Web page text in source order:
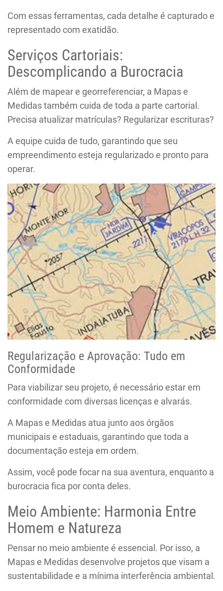
Com essas ferramentas, cada detalhe é capturado e
representado com exatidão.
Serviços Cartoriais:
Descomplicando a Burocracia
Além de mapear e georreferenciar, a Mapas e
Medidas também cuida de toda a parte cartorial.
Precisa atualizar matrículas? Regularizar escrituras?
A equipe cuida de tudo, garantindo que seu
empreendimento esteja regularizado e pronto para
operar.
Regularização e Aprovação: Tudo em
Conformidade
Para viabilizar seu projeto, é necessário estar em
conformidade com diversas licenças e alvarás.
A Mapas e Medidas atua junto aos órgãos
municipais e estaduais, garantindo que toda a
documentação esteja em ordem.
Assim, você pode focar na sua aventura, enquanto a
burocracia fica por conta deles.
Meio Ambiente: Harmonia Entre
Homem e Natureza
Pensar no meio ambiente é essencial. Por isso, a
Mapas e Medidas desenvolve projetos que visam a
sustentabilidade e a mínima interferência ambiental.